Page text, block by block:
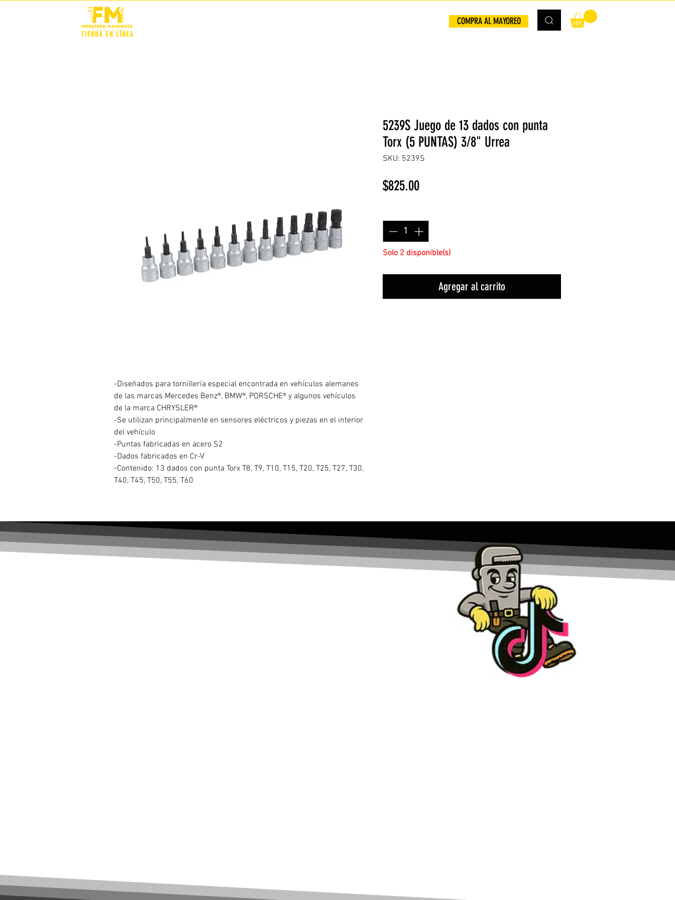
TIENDA EN LÍNEA
COMPRA AL MAYOREO
-Diseñados para tornillería especial encontrada en vehículos alemanes
de las marcas Mercedes Benz®, BMW®, PORSCHE® y algunos vehículos
de la marca CHRYSLER®
-Se utilizan principalmente en sensores eléctricos y piezas en el interior
del vehículo
-Puntas fabricadas en acero S2
-Dados fabricados en Cr-V
-Contenido: 13 dados con punta Torx T8, T9, T10, T15, T20, T25, T27, T30,
T40, T45, T50, T55, T60
5239S Juego de 13 dados con punta
Torx (5 PUNTAS) 3/8" Urrea
SKU: 5239S
$825.00Precio
Solo 2 disponible(s)
Agregar al carrito